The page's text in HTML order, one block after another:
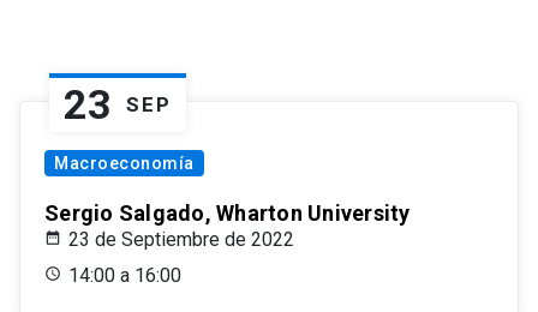
23 SEP
Macroeconomía
Sergio Salgado, Wharton University
23 de Septiembre de 2022
14:00 a 16:00